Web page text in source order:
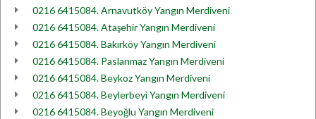
0216 6415084. Arnavutköy Yangın Merdiveni
0216 6415084. Ataşehir Yangın Merdiveni
0216 6415084. Bakırköy Yangın Merdiveni
0216 6415084. Paslanmaz Yangın Merdiveni
0216 6415084. Beykoz Yangın Merdiveni
0216 6415084. Beylerbeyi Yangın Merdiveni
0216 6415084. Beyoğlu Yangın Merdiveni